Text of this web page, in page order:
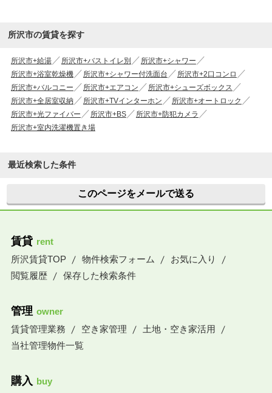
所沢市の賃貸を探す
所沢市+給湯 所沢市+バストイレ別
所沢市+シャワー
所沢市+浴室乾燥機
所沢市+シャワー付洗面台
所沢市+2口コンロ
所沢市+バルコニー
所沢市+エアコン
所沢市+シューズボックス
所沢市+全居室収納
所沢市+TVインターホン
所沢市+オートロック
所沢市+光ファイバー
所沢市+BS
所沢市+防犯カメラ
所沢市+室内洗濯機置き場
最近検索した条件
このページをメールで送る
賃貸 rent
所沢賃貸TOP
物件検索フォーム
お気に入り
閲覧履歴
保存した検索条件
管理 owner
賃貸管理業務
空き家管理
土地・空き家活用
当社管理物件一覧
購入 buy